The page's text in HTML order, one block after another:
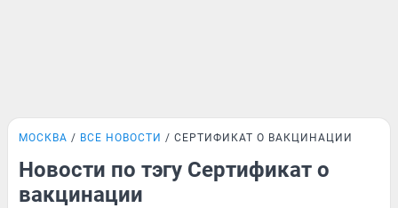
МОСКВА ВСЕ НОВОСТИ СЕРТИФИКАТ О ВАКЦИНАЦИИ
Новости по тэгу Сертификат о
вакцинации